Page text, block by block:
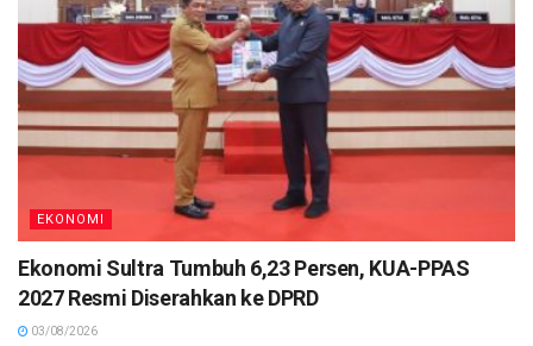
EKONOMI
Ekonomi Sultra Tumbuh 6,23 Persen, KUA-PPAS
2027 Resmi Diserahkan ke DPRD
03/08/2026